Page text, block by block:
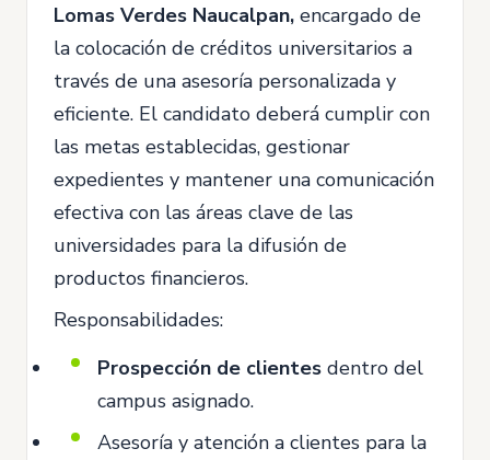
Lomas Verdes Naucalpan, encargado de
la colocación de créditos universitarios a
través de una asesoría personalizada y
eficiente. El candidato deberá cumplir con
las metas establecidas, gestionar
expedientes y mantener una comunicación
efectiva con las áreas clave de las
universidades para la difusión de
productos financieros.
Responsabilidades:
Prospección de clientes dentro del
campus asignado.
Asesoría y atención a clientes para la